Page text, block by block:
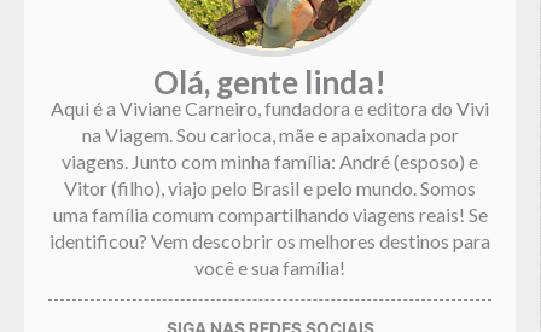
Olá, gente linda!
Aqui é a Viviane Carneiro, fundadora e editora do Vivi
na Viagem. Sou carioca, mãe e apaixonada por
viagens. Junto com minha família: André (esposo) e
Vitor (filho), viajo pelo Brasil e pelo mundo. Somos
uma família comum compartilhando viagens reais! Se
identificou? Vem descobrir os melhores destinos para
você e sua família!